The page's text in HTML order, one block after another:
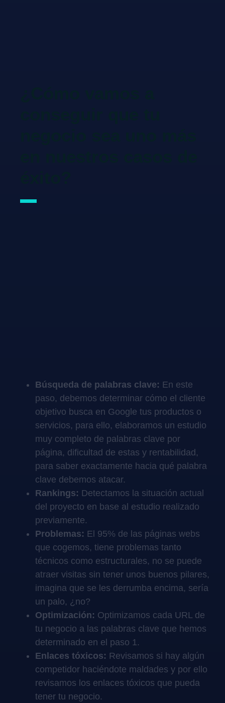
Búsqueda de palabras clave: En este
paso, debemos determinar cómo el cliente
objetivo busca en Google tus productos o
servicios, para ello, elaboramos un estudio
muy completo de palabras clave por
página, dificultad de estas y rentabilidad,
para saber exactamente hacia qué palabra
clave debemos atacar.
Rankings: Detectamos la situación actual
del proyecto en base al estudio realizado
previamente.
Problemas: El 95% de las páginas webs
que cogemos, tiene problemas tanto
técnicos como estructurales, no se puede
atraer visitas sin tener unos buenos pilares,
imagina que se les derrumba encima, sería
un palo, ¿no?
Optimización: Optimizamos cada URL de
tu negocio a las palabras clave que hemos
determinado en el paso 1.
Enlaces tóxicos: Revisamos si hay algún
competidor haciéndote maldades y por ello
revisamos los enlaces tóxicos que pueda
tener tu negocio.